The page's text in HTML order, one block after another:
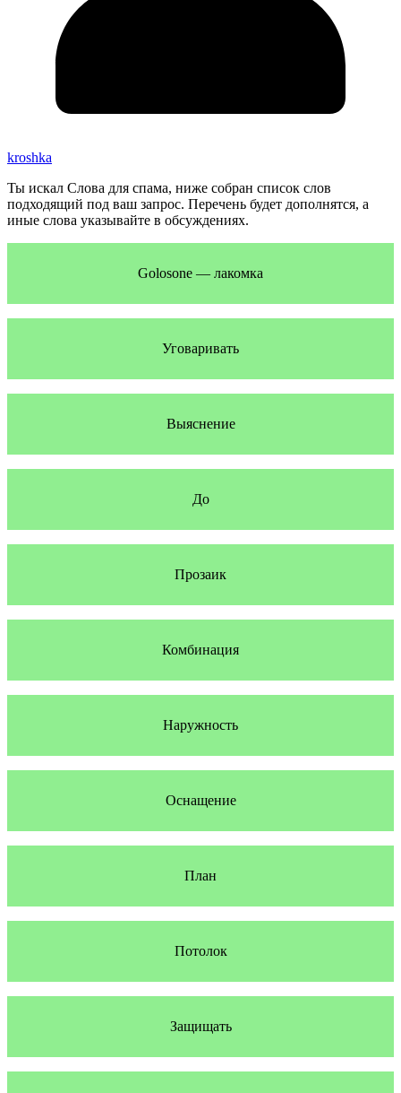
kroshka
Ты искал Слова для спама, ниже собран список слов
подходящий под ваш запрос. Перечень будет дополнятся, а
иные слова указывайте в обсуждениях.
Golosone — лакомка
Уговаривать
Выяснение
До
Прозаик
Комбинация
Наружность
Оснащение
План
Потолок
Защищать